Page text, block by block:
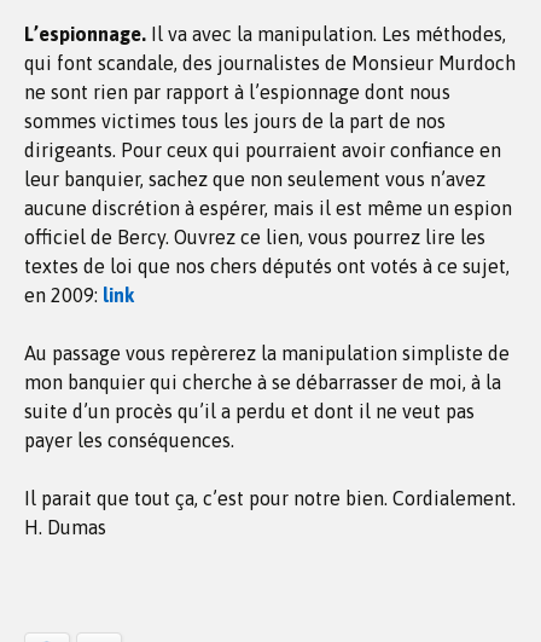
L’espionnage. Il va avec la manipulation. Les méthodes,
qui font scandale, des journalistes de Monsieur Murdoch
ne sont rien par rapport à l’espionnage dont nous
sommes victimes tous les jours de la part de nos
dirigeants. Pour ceux qui pourraient avoir confiance en
leur banquier, sachez que non seulement vous n’avez
aucune discrétion à espérer, mais il est même un espion
officiel de Bercy. Ouvrez ce lien, vous pourrez lire les
textes de loi que nos chers députés ont votés à ce sujet,
en 2009: link
Au passage vous repèrerez la manipulation simpliste de
mon banquier qui cherche à se débarrasser de moi, à la
suite d’un procès qu’il a perdu et dont il ne veut pas
payer les conséquences.
Il parait que tout ça, c’est pour notre bien. Cordialement.
H. Dumas